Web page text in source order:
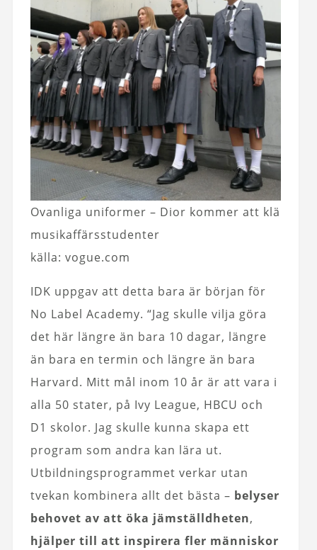
Ovanliga uniformer – Dior kommer att klä
musikaffärsstudenter
källa: vogue.com
IDK uppgav att detta bara är början för
No Label Academy. “Jag skulle vilja göra
det här längre än bara 10 dagar, längre
än bara en termin och längre än bara
Harvard. Mitt mål inom 10 år är att vara i
alla 50 stater, på Ivy League, HBCU och
D1 skolor. Jag skulle kunna skapa ett
program som andra kan lära ut.
Utbildningsprogrammet verkar utan
tvekan kombinera allt det bästa – belyser
behovet av att öka jämställdheten,
hjälper till att inspirera fler människor